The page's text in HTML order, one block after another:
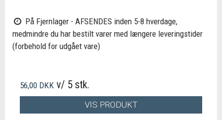
På Fjernlager - AFSENDES inden 5-8 hverdage,
medmindre du har bestilt varer med længere leveringstider
(forbehold for udgået vare)
56,00 DKK v/ 5 stk.
VIS PRODUKT